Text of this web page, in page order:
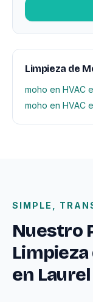
Limpieza de
moho en HVAC
moho en HVAC
SIMPLE,
Nuestro
Limpieza
en Laurel